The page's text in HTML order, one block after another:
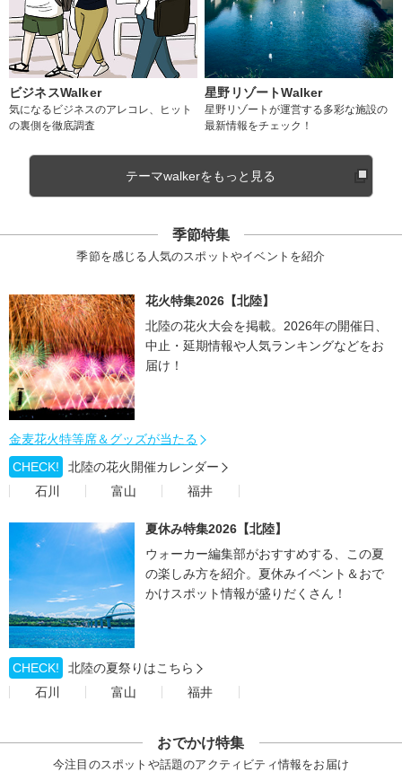
ビジネスWalker
気になるビジネスのアレコレ、ヒット
の裏側を徹底調査
星野リゾートWalker
星野リゾートが運営する多彩な施設の
最新情報をチェック！
テーマwalkerをもっと見る
季節特集
季節を感じる人気のスポットやイベントを紹介
花火特集2026【北陸】
北陸の花火大会を掲載。2026年の開催日、
中止・延期情報や人気ランキングなどをお
届け！
金麦花火特等席＆グッズが当たる
CHECK!
北陸の花火開催カレンダー
石川
富山 福井
夏休み特集2026【北陸】
ウォーカー編集部がおすすめする、この夏
の楽しみ方を紹介。夏休みイベント＆おで
かけスポット情報が盛りだくさん！
CHECK!
北陸の夏祭りはこちら
石川
富山 福井
おでかけ特集
今注目のスポットや話題のアクティビティ情報をお届け